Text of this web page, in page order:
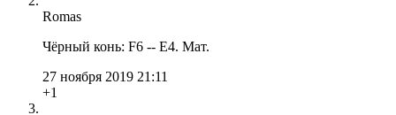
Romas
Чёрный конь: F6 -- E4. Мат.
27 ноября 2019 21:11
+1